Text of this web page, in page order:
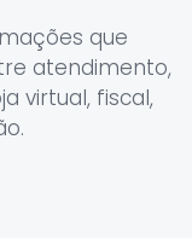
que
atendimento,
virtual, fiscal,